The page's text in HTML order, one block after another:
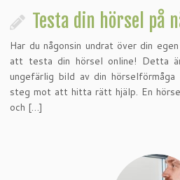
Testa din hörsel på
Har du någonsin undrat över din
att testa din hörsel online! Detta
ungefärlig bild av din
steg mot att hitta rätt hjälp. En
och […]